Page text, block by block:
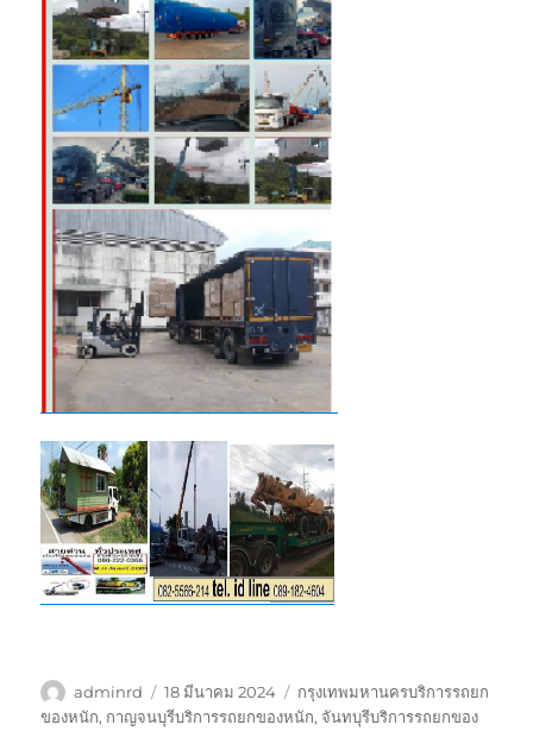
ผู้
เขียน
adminrd
เขียน
เมื่อ
18 มีนาคม 2024
ป้าย
กำกับ
กรุงเทพมหานครบริการรถยก
ของหนัก, กาญจนบุรีบริการรถยกของหนัก, จันทบุรีบริการรถยกของ